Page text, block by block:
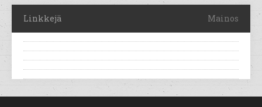
Linkkejä Mainos